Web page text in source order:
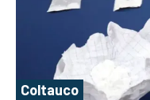
Coltauco